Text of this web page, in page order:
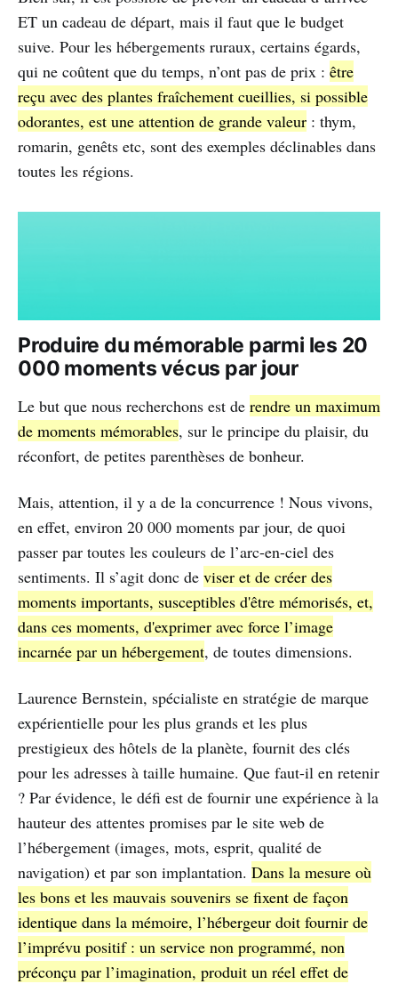
ET un cadeau de départ, mais il faut que le budget
suive. Pour les hébergements ruraux, certains égards,
qui ne coûtent que du temps, n’ont pas de prix : être
reçu avec des plantes fraîchement cueillies, si possible
odorantes, est une attention de grande valeur : thym,
romarin, genêts etc, sont des exemples déclinables dans
toutes les régions.
Produire du mémorable parmi les 20
000 moments vécus par jour
Le but que nous recherchons est de rendre un maximum
de moments mémorables, sur le principe du plaisir, du
réconfort, de petites parenthèses de bonheur.
Mais, attention, il y a de la concurrence ! Nous vivons,
en effet, environ 20 000 moments par jour, de quoi
passer par toutes les couleurs de l’arc-en-ciel des
sentiments. Il s’agit donc de viser et de créer des
moments importants, susceptibles d'être mémorisés, et,
dans ces moments, d'exprimer avec force l’image
incarnée par un hébergement, de toutes dimensions.
Laurence Bernstein, spécialiste en stratégie de marque
expérientielle pour les plus grands et les plus
prestigieux des hôtels de la planète, fournit des clés
pour les adresses à taille humaine. Que faut-il en retenir
? Par évidence, le défi est de fournir une expérience à la
hauteur des attentes promises par le site web de
l’hébergement (images, mots, esprit, qualité de
navigation) et par son implantation. Dans la mesure où
les bons et les mauvais souvenirs se fixent de façon
identique dans la mémoire, l’hébergeur doit fournir de
l’imprévu positif : un service non programmé, non
préconçu par l’imagination, produit un réel effet de